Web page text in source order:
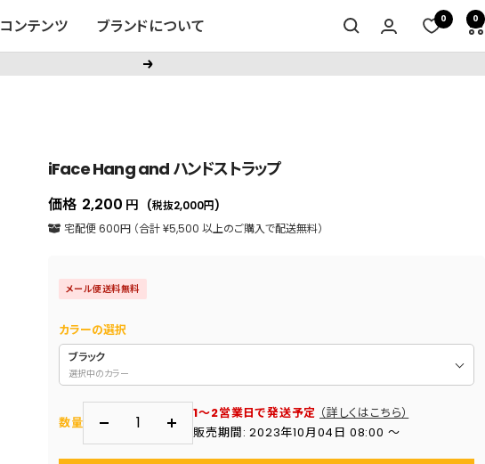
コンテンツ ブランドについて 0 0
次
iFace Hang and ハンドストラップ
価格 セ
ー
価
格
2,200 円 (税抜2,000円)
宅配便 600円 （合計 ¥5,500 以上のご購入で配送無料）
メール便送料無料
カラーの選択
ブラック
選択中のカラー
数量
量
数
量
1～2営業日で発送予定 （詳しくはこちら）
販売期間: 2023年10月04日 08:00 〜